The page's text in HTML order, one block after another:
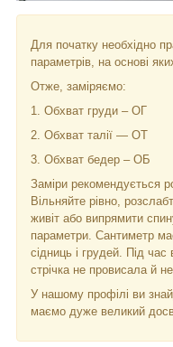
Для початку необхідно
параметрів, на основі
Отже, заміряємо:
1. Обхват груди – ОГ
2. Обхват талії — ОТ
3. Обхват бедер – ОБ
Заміри рекомендується
Вільняйте рівно,
живіт або випрямити
параметри. Сантиметр
сідниць і грудей. Під
стрічка не провисала й
У нашому профілі ви
маємо дуже великий